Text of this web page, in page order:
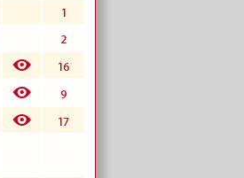
1
2
E 16
E 9
E 17